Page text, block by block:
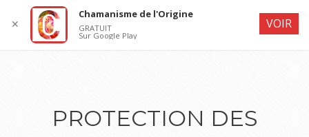
PROTECTION DES
✕
Chamanisme de l'Origine
GRATUIT
Sur Google Play
VOIR